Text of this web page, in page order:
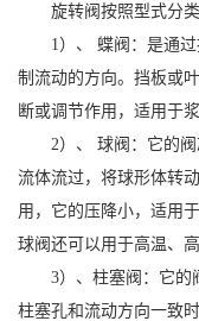
旋转阀按照型式分
1）、 蝶阀：是通
制流动的方向。挡板或
断或调节作用，适用于
2）、 球阀：它的
流体流过，将球形体转
用，它的压降小，适用
球阀还可以用于高温、高
3）、柱塞阀：它的
柱塞孔和流动方向一致